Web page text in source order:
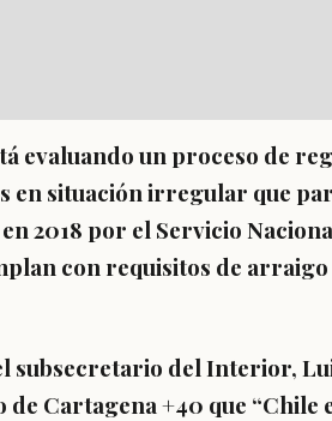
evaluando un proceso de
en situación irregular que
2018 por el Servicio
con requisitos de
subsecretario del Interior,
Cartagena +40 que “Chile